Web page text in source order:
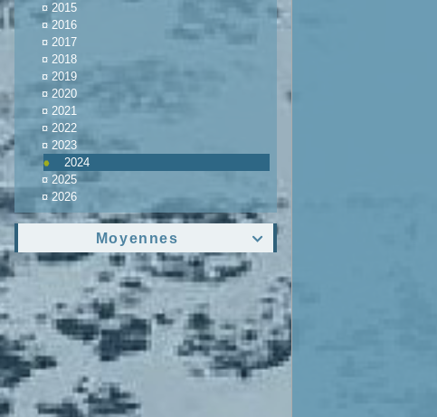
¤ 2015
¤2016
¤ 2017
¤ 2018
¤ 2019
¤ 2020
¤ 2021
¤ 2022
¤ 2023
2024
¤ 2025
¤ 2026

Moyennes